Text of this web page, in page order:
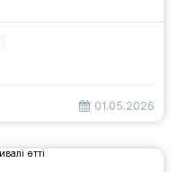
01.05.2026